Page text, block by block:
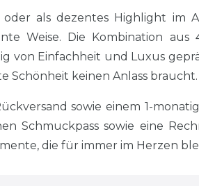
als dezentes Highlight im
Weise. Die Kombination
Einfachheit und Luxus
Schönheit keinen Anlass braucht.
sowie einem 1-
sowie eine
die für immer im Herzen